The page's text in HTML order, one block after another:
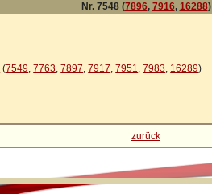
Nr. 7548 (7896, 7916, 16288)
(7549,7763,7897,7917,7951,7983, 16289)
zurück